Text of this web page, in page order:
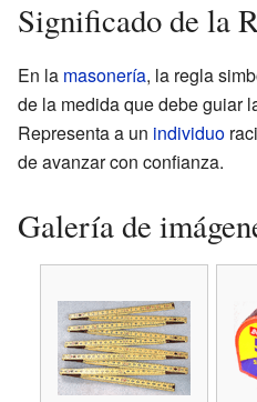
Significado de la
En la masonería, la regla
de la medida que debe guiar
Representa a un individuo
de avanzar con confianza.
Galería de